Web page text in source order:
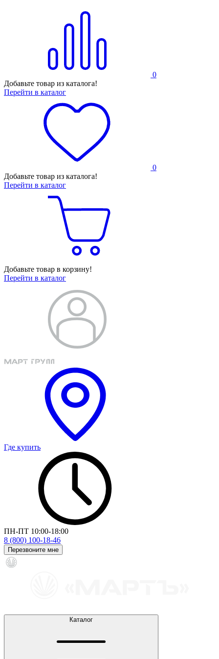
0
Добавьте товар из каталога!
Перейти в каталог
0
Добавьте товар из каталога!
Перейти в каталог
Добавьте товар в корзину!
Перейти в каталог
Где купить
ПН-ПТ 10:00-18:00
8 (800) 100-18-46
Перезвоните мне
Каталог